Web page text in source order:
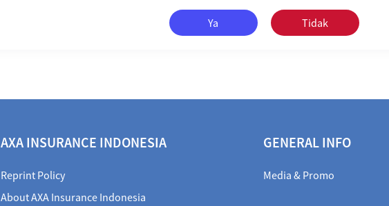
Ya Tidak
AXA INSURANCE INDONESIA GENERAL INFO
Reprint Policy
About AXA Insurance Indonesia
Media & Promo